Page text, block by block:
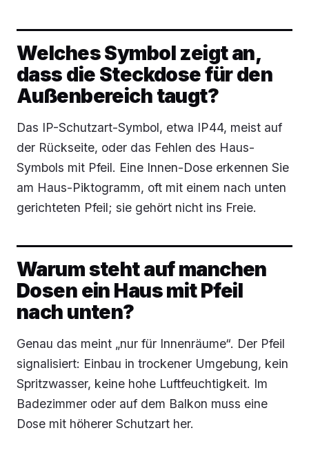
Welches Symbol zeigt an,
dass die Steckdose für den
Außenbereich taugt?
Das IP-Schutzart-Symbol, etwa IP44, meist auf
der Rückseite, oder das Fehlen des Haus-
Symbols mit Pfeil. Eine Innen-Dose erkennen Sie
am Haus-Piktogramm, oft mit einem nach unten
gerichteten Pfeil; sie gehört nicht ins Freie.
Warum steht auf manchen
Dosen ein Haus mit Pfeil
nach unten?
Genau das meint „nur für Innenräume“. Der Pfeil
signalisiert: Einbau in trockener Umgebung, kein
Spritzwasser, keine hohe Luftfeuchtigkeit. Im
Badezimmer oder auf dem Balkon muss eine
Dose mit höherer Schutzart her.